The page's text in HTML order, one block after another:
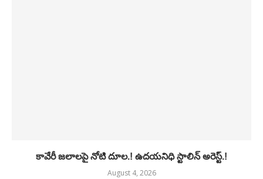
కావేరీ జలాలపై నోటి దూల.! ఉదయనిధి స్టాలిన్ అరెస్ట్.!
August 4, 2026